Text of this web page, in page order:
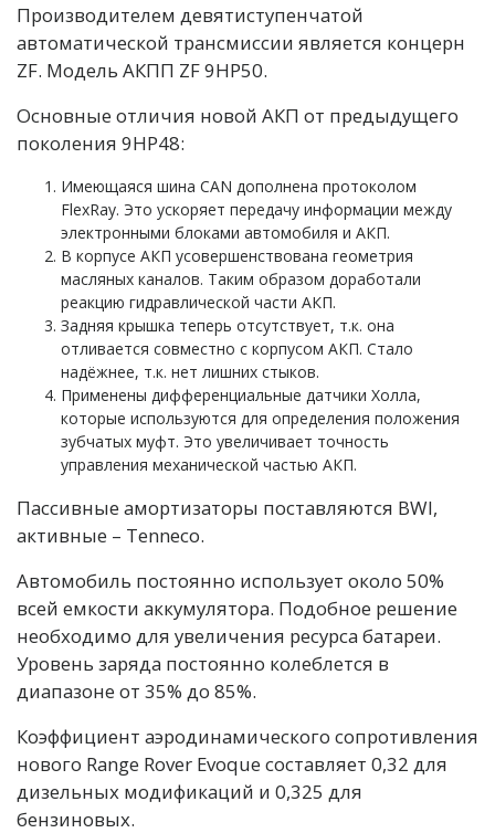
Производителем девятиступенчатой
автоматической трансмиссии является концерн
ZF. Модель АКПП ZF 9HP50.
Основные отличия новой АКП от предыдущего
поколения 9HP48:
Имеющаяся шина CAN дополнена протоколом
FlexRay. Это ускоряет передачу информации между
электронными блоками автомобиля и АКП.
В корпусе АКП усовершенствована геометрия
масляных каналов. Таким образом доработали
реакцию гидравлической части АКП.
Задняя крышка теперь отсутствует, т.к. она
отливается совместно с корпусом АКП. Стало
надёжнее, т.к. нет лишних стыков.
Применены дифференциальные датчики Холла,
которые используются для определения положения
зубчатых муфт. Это увеличивает точность
управления механической частью АКП.
Пассивные амортизаторы поставляются BWI,
активные – Tenneco.
Автомобиль постоянно использует около 50%
всей емкости аккумулятора. Подобное решение
необходимо для увеличения ресурса батареи.
Уровень заряда постоянно колеблется в
диапазоне от 35% до 85%.
Коэффициент аэродинамического сопротивления
нового Range Rover Evoque составляет 0,32 для
дизельных модификаций и 0,325 для
бензиновых.